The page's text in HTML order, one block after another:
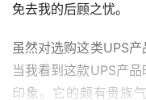
免去我的后顾之忧。
虽然对选购这类UPS
当我看到这款UPS产
印象。它的颇有贵族